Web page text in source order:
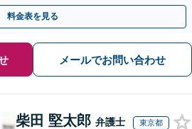
面談可】
料金表を見る
メールでお問い合わせ
柴田 堅太郎 弁護士 東京都